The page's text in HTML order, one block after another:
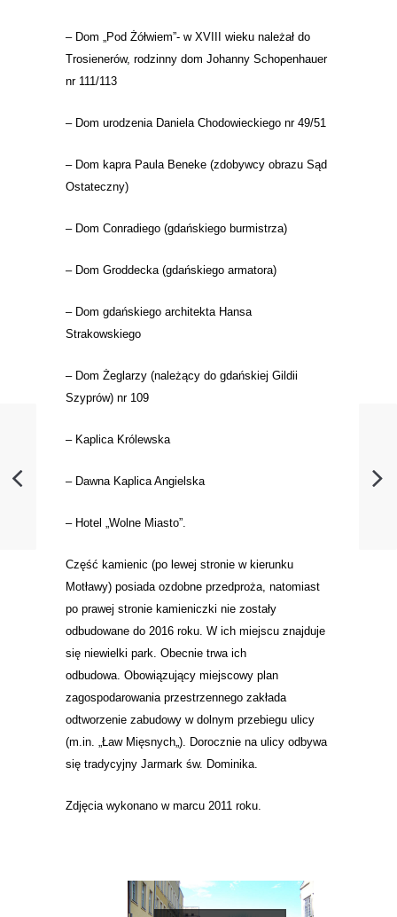
– Dom „Pod Żółwiem”- w XVIII wieku należał do
Trosienerów, rodzinny dom Johanny Schopenhauer
nr 111/113
– Dom urodzenia Daniela Chodowieckiego nr 49/51
– Dom kapra Paula Beneke (zdobywcy obrazu Sąd
Ostateczny)
– Dom Conradiego (gdańskiego burmistrza)
– Dom Groddecka(gdańskiego armatora)
– Dom gdańskiego architekta Hansa
Strakowskiego
– Dom Żeglarzy (należący do gdańskiej Gildii
Szyprów) nr 109
– Kaplica Królewska
– Dawna Kaplica Angielska
– Hotel „Wolne Miasto”.
Część kamienic (po lewej stronie w kierunku
Motławy) posiada ozdobne przedproża, natomiast
po prawej stronie kamieniczki nie zostały
odbudowane do 2016 roku. W ich miejscu znajduje
się niewielki park. Obecnie trwa ich
odbudowa. Obowiązujący miejscowy plan
zagospodarowania przestrzennego zakłada
odtworzenie zabudowy w dolnym przebiegu ulicy
(m.in. „Ław Mięsnych„). Dorocznie na ulicy odbywa
się tradycyjny Jarmark św. Dominika.
Zdjęcia wykonano w marcu 2011 roku.